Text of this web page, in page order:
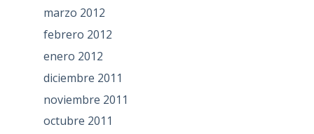
marzo 2012
febrero 2012
enero 2012
diciembre 2011
noviembre 2011
octubre 2011